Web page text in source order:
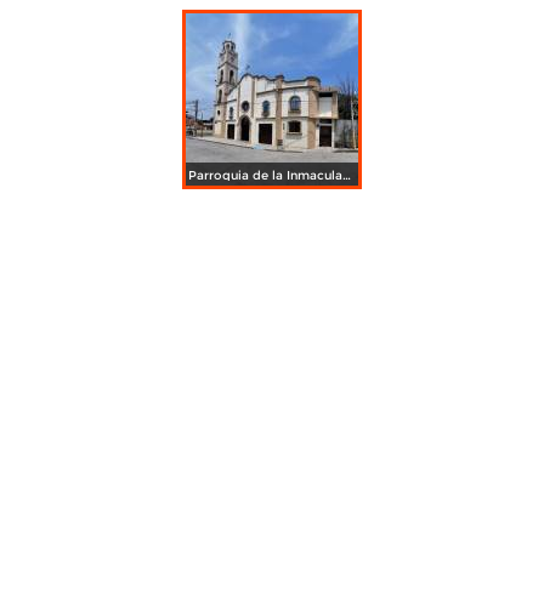
Parroquia de la Inmaculada Concepción